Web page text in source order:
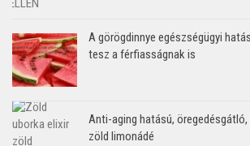
A görögdinnye egészségügyi
tesz a férfiasságnak is
Anti-aging hatású,
zöld limonádé